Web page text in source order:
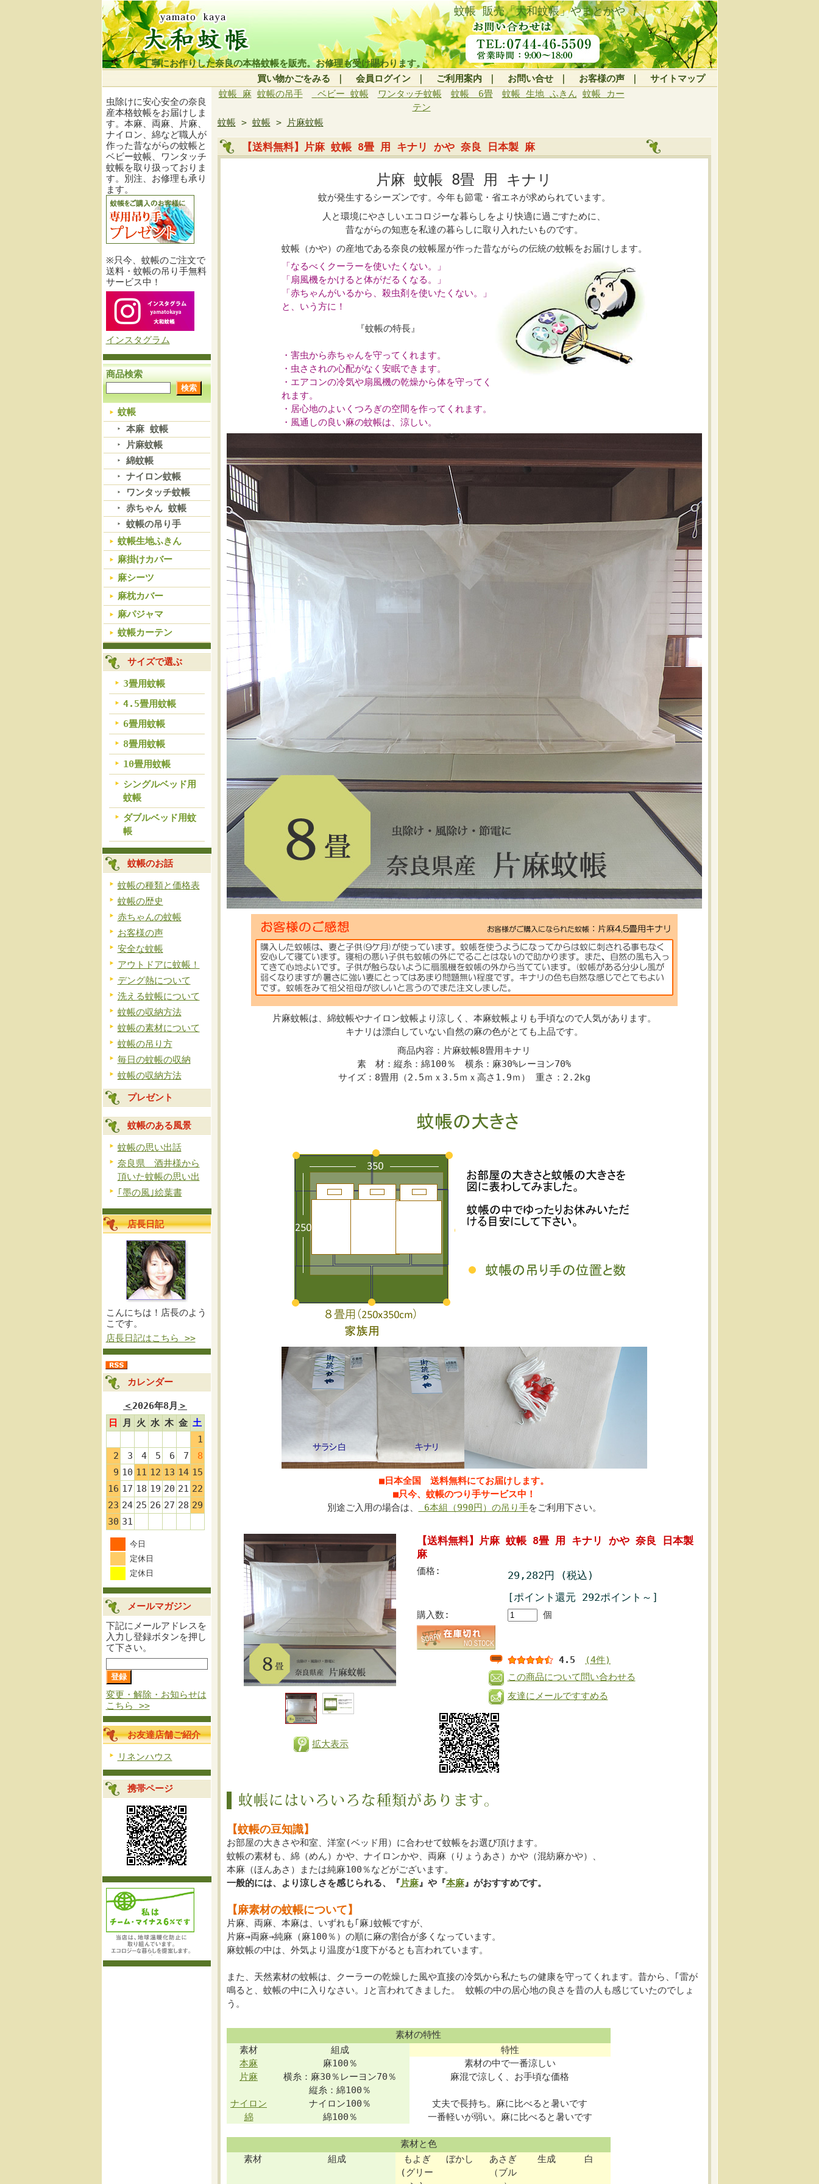
蚊帳 販売「大和蚊帳」やまとかや
丁寧にお作りした奈良の本格蚊帳を販売。お修理も受け賜わります。
買い物かごをみる｜ 会員ログイン｜ ご利用案内｜ お問い合せ｜ お客様の声｜ サイトマップ
虫除けに安心安全の奈良
産本格蚊帳をお届けしま
す。本麻、両麻、片麻、
ナイロン、綿など職人が
作った昔ながらの蚊帳と
ベビー蚊帳、ワンタッチ
蚊帳を取り扱っておりま
す。別注、お修理も承り
ます。
※只今、蚊帳のご注文で
送料・蚊帳の吊り手無料
サービス中！
インスタグラム
商品検索
蚊帳
本麻 蚊帳
片麻蚊帳
綿蚊帳
ナイロン蚊帳
ワンタッチ蚊帳
赤ちゃん 蚊帳
蚊帳の吊り手
蚊帳生地ふきん
麻掛けカバー
麻シーツ
麻枕カバー
麻パジャマ
蚊帳カーテン
サイズで選ぶ
3畳用蚊帳
4.5畳用蚊帳
6畳用蚊帳
8畳用蚊帳
10畳用蚊帳
シングルベッド用
蚊帳
ダブルベッド用蚊
帳
蚊帳のお話
蚊帳の種類と価格表
蚊帳の歴史
赤ちゃんの蚊帳
お客様の声
安全な蚊帳
アウトドアに蚊帳！
デング熱について
洗える蚊帳について
蚊帳の収納方法
蚊帳の素材について
蚊帳の吊り方
毎日の蚊帳の収納
蚊帳の収納方法
プレゼント
蚊帳のある風景
蚊帳の思い出話
奈良県 酒井様から
頂いた蚊帳の思い出
｢墨の風｣絵葉書
店長日記
こんにちは！店長のよう
こです。
店長日記はこちら >>
カレンダー
＜2026年8月 ＞
日
月 火 水 木 金 土
1
2
3 4 5 6 7
8
9 10 11 12 13 14 15
16 17 18 19 20 21 22
23 24 25 26 27 28 29
30 31
今日
定休日
定休日
メールマガジン
下記にメールアドレスを
入力し登録ボタンを押し
て下さい。
変更・解除・お知らせは
こちら >>
お友達店舗ご紹介
リネンハウス
携帯ページ
蚊帳 麻 蚊帳の吊手 ベビー 蚊帳 ワンタッチ蚊帳 蚊帳 6畳 蚊帳 生地 ふきん 蚊帳 カー
テン
蚊帳 > 蚊帳 > 片麻蚊帳
【送料無料】片麻 蚊帳 8畳 用 キナリ かや 奈良 日本製 麻
片麻 蚊帳 8畳 用 キナリ
蚊が発生するシーズンです。今年も節電・省エネが求められています。
人と環境にやさしいエコロジーな暮らしをより快適に過ごすために、
昔ながらの知恵を私達の暮らしに取り入れたいものです。
蚊帳（かや）の産地である奈良の蚊帳屋が作った昔ながらの伝統の蚊帳をお届けします。
「なるべくクーラーを使いたくない。」
「扇風機をかけると体がだるくなる。」
「赤ちゃんがいるから、殺虫剤を使いたくない。」
と、いう方に！
『蚊帳の特長』
・害虫から赤ちゃんを守ってくれます。
・虫さされの心配がなく安眠できます。
・エアコンの冷気や扇風機の乾燥から体を守ってく
れます。
・居心地のよいくつろぎの空間を作ってくれます。
・風通しの良い麻の蚊帳は、涼しい。
片麻蚊帳は、綿蚊帳やナイロン蚊帳より涼しく、本麻蚊帳よりも手頃なので人気があります。
キナリは漂白していない自然の麻の色がとても上品です。
商品内容：片麻蚊帳8畳用キナリ
素 材：縦糸：綿100％ 横糸：麻30%レーヨン70%
サイズ：8畳用（2.5ｍｘ3.5ｍｘ高さ1.9ｍ） 重さ：2.2kg
■日本全国 送料無料にてお届けします。
■只今、蚊帳のつり手サービス中！
別途ご入用の場合は、
6本組（990円）の吊り手をご利用下さい。
拡大表示
【送料無料】片麻 蚊帳 8畳 用 キナリ かや 奈良 日本製
麻
価格:
29,282円 (税込)
[ポイント還元 292ポイント～]
購入数: 個
4.5
(4件)
この商品について問い合わせる
友達にメールですすめる
【蚊帳の豆知識】
お部屋の大きさや和室、洋室(ベッド用）に合わせて蚊帳をお選び頂けます。
蚊帳の素材も、綿（めん）かや、ナイロンかや、両麻（りょうあさ）かや（混紡麻かや）、
本麻（ほんあさ）または純麻100％などがございます。
一般的には、より涼しさを感じられる、『片麻』や『本麻』がおすすめです。
【麻素材の蚊帳について】
片麻、両麻、本麻は、いずれも｢麻｣蚊帳ですが、
片麻→両麻→純麻（麻100％）の順に麻の割合が多くなっています。
麻蚊帳の中は、外気より温度が1度下がるとも言われています。
また、天然素材の蚊帳は、クーラーの乾燥した風や直接の冷気から私たちの健康を守ってくれます。昔から、｢雷が
鳴ると、蚊帳の中に入りなさい。｣と言われてきました。 蚊帳の中の居心地の良さを昔の人も感じていたのでしょ
う。
素材の特性
素材
組成
特性
本麻
麻100％
素材の中で一番涼しい
片麻
横糸：麻30％レーヨン70％
縦糸：綿100％
麻混で涼しく、お手頃な価格
ナイロン ナイロン100％
丈夫で長持ち。麻に比べると暑いです
綿
綿100％ 一番軽いが弱い。麻に比べると暑いです
素材と色
素材
組成
もよぎ
(グリー
ぼかし
あさぎ
（ブル
生成 白